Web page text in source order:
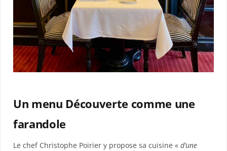
Un menu Découverte comme une
farandole
Le chef Christophe Poirier y propose sa cuisine « d’une